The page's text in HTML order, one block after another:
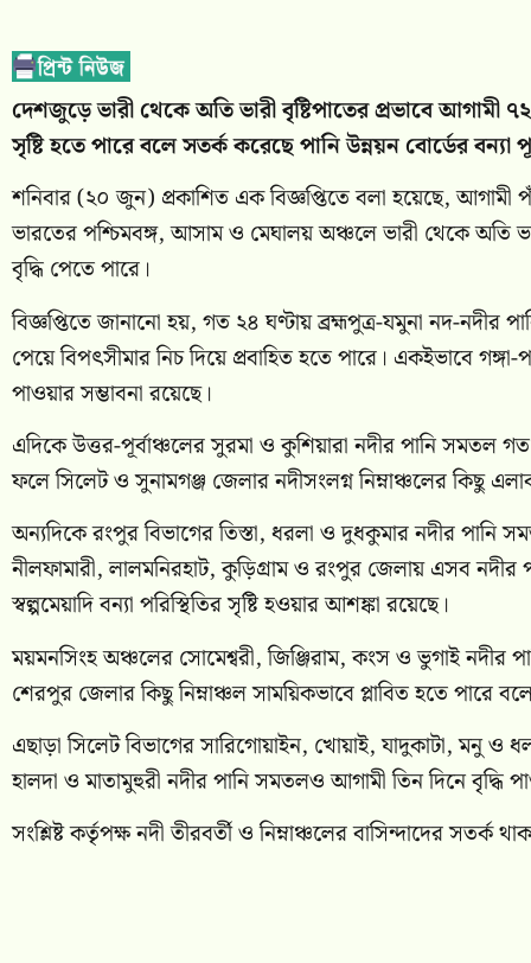
দেশজুড়ে ভারী থেকে অতি ভারী বৃষ্টিপাতের প্রভাবে আগামী
সৃষ্টি হতে পারে বলে সতর্ক করেছে পানি উন্নয়ন বোর্ডের বন্যা
শনিবার (২০ জুন) প্রকাশিত এক বিজ্ঞপ্তিতে বলা হয়েছে, আগামী
ভারতের পশ্চিমবঙ্গ, আসাম ও মেঘালয় অঞ্চলে ভারী থেকে অতি
বৃদ্ধি পেতে পারে।
বিজ্ঞপ্তিতে জানানো হয়, গত ২৪ ঘণ্টায় ব্রহ্মপুত্র-যমুনা নদ-নদীর
পেয়ে বিপৎসীমার নিচ দিয়ে প্রবাহিত হতে পারে। একইভাবে
পাওয়ার সম্ভাবনা রয়েছে।
এদিকে উত্তর-পূর্বাঞ্চলের সুরমা ও কুশিয়ারা নদীর পানি সমতল
ফলে সিলেট ও সুনামগঞ্জ জেলার নদীসংলগ্ন নিম্নাঞ্চলের কিছু
অন্যদিকে রংপুর বিভাগের তিস্তা, ধরলা ও দুধকুমার নদীর পানি
নীলফামারী, লালমনিরহাট, কুড়িগ্রাম ও রংপুর জেলায় এসব নদীর
স্বল্পমেয়াদি বন্যা পরিস্থিতির সৃষ্টি হওয়ার আশঙ্কা রয়েছে।
ময়মনসিংহ অঞ্চলের সোমেশ্বরী, জিঞ্জিরাম, কংস ও ভুগাই
শেরপুর জেলার কিছু নিম্নাঞ্চল সাময়িকভাবে প্লাবিত হতে পারে
এছাড়া সিলেট বিভাগের সারিগোয়াইন, খোয়াই, যাদুকাটা, মনু ও
হালদা ও মাতামুহুরী নদীর পানি সমতলও আগামী তিন দিনে বৃদ্ধি
সংশ্লিষ্ট কর্তৃপক্ষ নদী তীরবর্তী ও নিম্নাঞ্চলের বাসিন্দাদের সতর্ক